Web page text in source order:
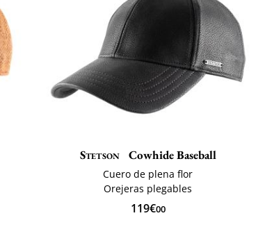
Stetson Cowhide Baseball
Cuero de plena flor
Orejeras plegables
119€00